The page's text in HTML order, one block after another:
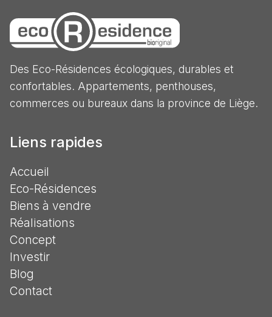
Des Eco-Résidences écologiques, durables et
confortables. Appartements, penthouses,
commerces ou bureaux dans la province de Liège.
Liens rapides
Accueil
Eco-Résidences
Biens à vendre
Réalisations
Concept
Investir
Blog
Contact